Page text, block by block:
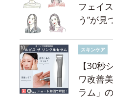
フェイ
う”が見
スキンケア
【30秒
ワ改善
ラム」